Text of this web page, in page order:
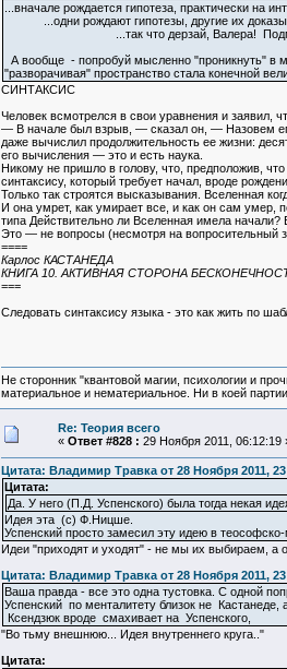
...вначале рождается гипотеза, практически на
...одни рождают гипотезы, другие их
...так что дерзай, Валера!
А вообще - попробуй мысленно "проникнуть" в
"разворачивая" пространство стала конечной
СИНТАКСИС
Человек всмотрелся в свои уравнения и заявил,
— В начале был взрыв, — сказал он, — Назовем
даже вычислил продолжительность ее жизни:
его вычисления — это и есть наука.
Никому не пришло в голову, что, предположив,
синтаксису, который требует начал, вроде
Только так строятся высказывания. Вселенная
И она умрет, как умирает все, и как он сам умер,
типа Действительно ли Вселенная имела
Это — не вопросы (несмотря на вопросительный
====
Карлос КАСТАНЕДА
КНИГА 10. АКТИВНАЯ СТОРОНА
===
Следовать синтаксису языка - это как жить по
Не сторонник "квантовой магии, психологии и
материальное и нематериальное. Ни в коей
Re: Теория всего
« Ответ #828 : 29 Ноября 2011, 06:12:19
Цитата: Владимир Травка от 28 Ноября 2011,
Цитата:
Да. У него (П.Д. Успенского) была тогда некая
Идея эта (с) Ф.Ницше.
Успенский просто замесил эту идею в теософско-
Идеи "приходят и уходят" - не мы их выбираем, а
Цитата: Владимир Травка от 28 Ноября 2011,
Ваша правда - все это одна тустовка. С одной
Успенский по менталитету близок не
Ксендзюк вроде смахивает на Успенского,
"Во тьму внешнюю... Идея внутреннего круга.."
Цитата: